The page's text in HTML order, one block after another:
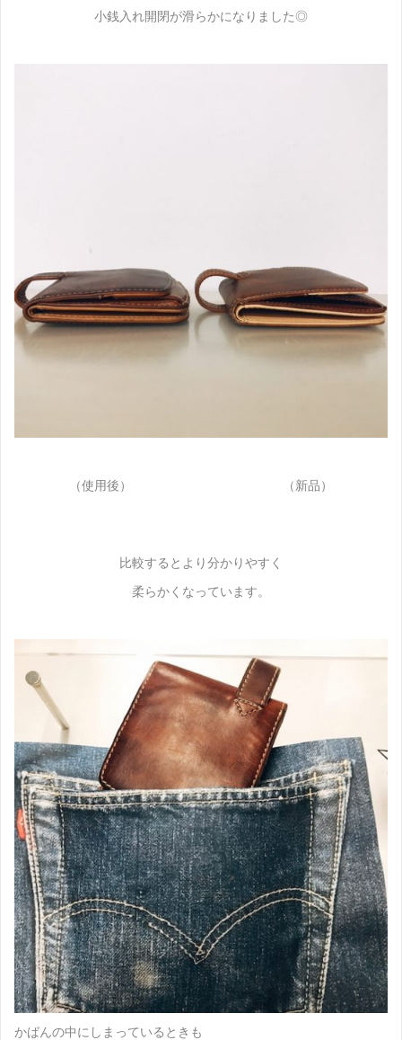
小銭入れ開閉が滑らかになりました◎
（使用後） （新品）
比較するとより分かりやすく
柔らかくなっています。
かばんの中にしまっているときも